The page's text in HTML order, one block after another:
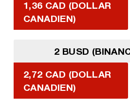
1,36 CAD (DOLLAR
CANADIEN)
2 BUSD
2,72 CAD (DOLLAR
CANADIEN)